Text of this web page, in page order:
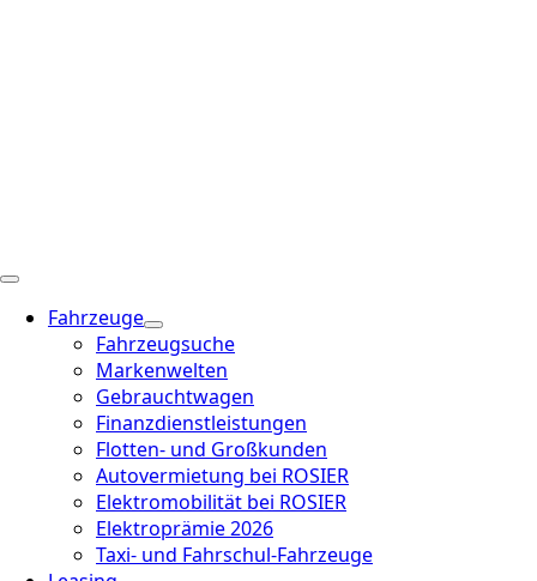
Fahrzeuge
Fahrzeugsuche
Markenwelten
Gebrauchtwagen
Finanzdienstleistungen
Flotten- und Großkunden
Autovermietung bei ROSIER
Elektromobilität bei ROSIER
Elektroprämie 2026
Taxi- und Fahrschul-Fahrzeuge